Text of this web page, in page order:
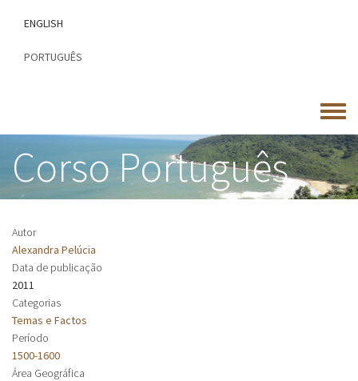
conteúdo
ENGLISH
PORTUGUÊS
Toggle
menu
Corso Português
Autor
Alexandra Pelúcia
Data de publicação
2011
Categorias
Temas e Factos
Período
1500-1600
Área Geográfica